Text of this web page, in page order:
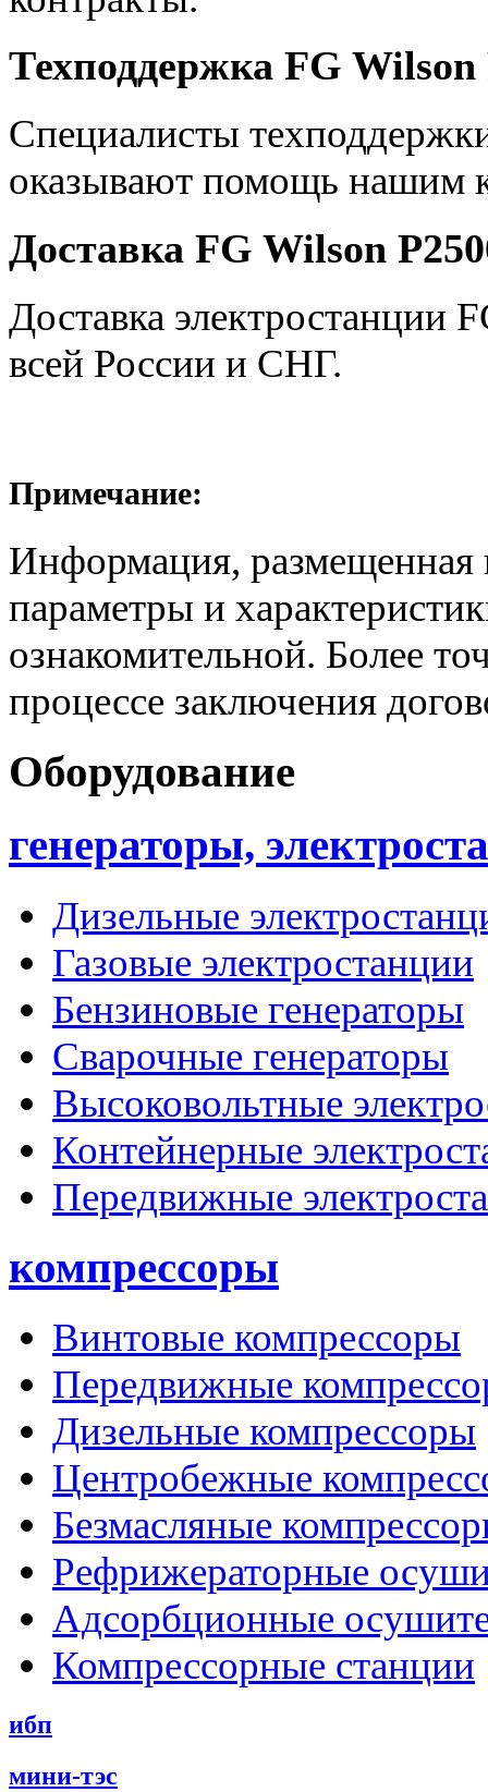
Техподдержка FG Wilson
Специалисты
оказывают помощь нашим
Доставка FG Wilson
Доставка электростанции
всей России и СНГ.
Примечание:
Информация, размещенная
параметры и
ознакомительной. Более
процессе заключения
Оборудование
генераторы,
Дизельные
Газовые электростанции
Бензиновые генераторы
Сварочные генераторы
Высоковольтные
Контейнерные
Передвижные
компрессоры
Винтовые компрессоры
Передвижные
Дизельные компрессоры
Центробежные
Безмасляные
Рефрижераторные
Адсорбционные
Компрессорные станции
ибп
мини-тэс